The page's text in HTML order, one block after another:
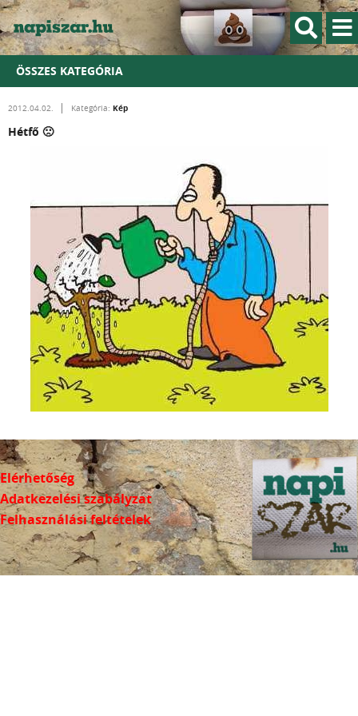
ÖSSZES KATEGÓRIA
2012.04.02. Kategória: Kép
Hétfő 🙁
Elérhetőség
Adatkezelési szabályzat
Felhasználási feltételek